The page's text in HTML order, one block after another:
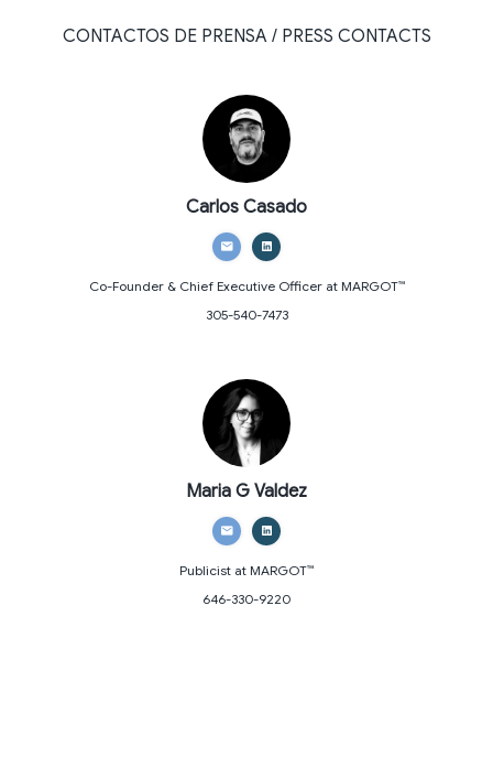
CONTACTOS DE PRENSA / PRESS CONTACTS
Carlos Casado
Co-Founder & Chief Executive Officerat MARGOT™
305-540-7473
Maria G Valdez
Publicist at MARGOT™
646-330-9220